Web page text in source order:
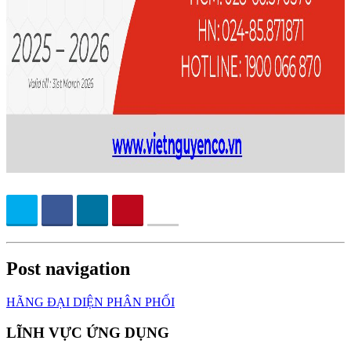
Post navigation
HÃNG ĐẠI DIỆN PHÂN PHỐI
LĨNH VỰC ỨNG DỤNG